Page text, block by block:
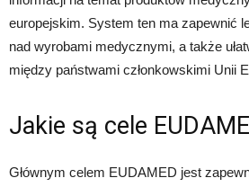
europejskim. System ten ma zapewnić
nad wyrobami medycznymi, a także
między państwami członkowskimi Unii
Jakie są cele
Głównym celem EUDAMED jest